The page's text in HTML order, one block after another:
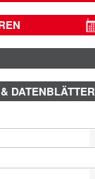
DATENBLÄTTER